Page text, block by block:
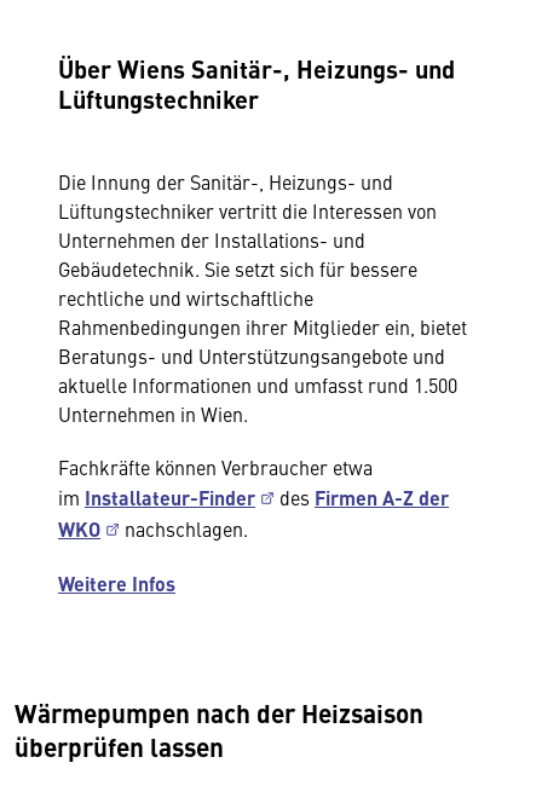
Über Wiens Sanitär-, Heizungs- und
Lüftungstechniker
Die Innung der Sanitär-, Heizungs- und
Lüftungstechniker vertritt die Interessen von
Unternehmen der Installations- und
Gebäudetechnik. Sie setzt sich für bessere
rechtliche und wirtschaftliche
Rahmenbedingungen ihrer Mitglieder ein, bietet
Beratungs- und Unterstützungsangebote und
aktuelle Informationen und umfasst rund 1.500
Unternehmen in Wien.
Fachkräfte können Verbraucher etwa
im Installateur-Finder des Firmen A-Z der
WKO
nachschlagen.
Weitere Infos
Wärmepumpen nach der Heizsaison
überprüfen lassen